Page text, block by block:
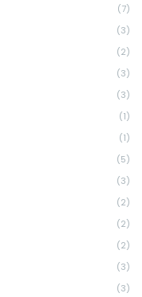
(7)
(3)
(2)
(3)
(3)
(1)
(1)
(5)
(3)
(2)
(2)
(2)
(3)
(3)